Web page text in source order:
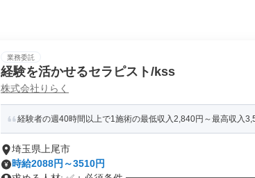
業務委託
経験を活かせるセラピスト/kss
株式会社りらく
経験者の週40時間以上で1施術の最低収入2,840円～最高収入
埼玉県上尾市
時給2088円～3510円